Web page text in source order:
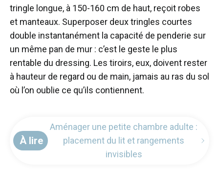
tringle longue, à 150-160 cm de haut, reçoit robes
et manteaux. Superposer deux tringles courtes
double instantanément la capacité de penderie sur
un même pan de mur : c’est le geste le plus
rentable du dressing. Les tiroirs, eux, doivent rester
à hauteur de regard ou de main, jamais au ras du sol
où l’on oublie ce qu’ils contiennent.
À lire
Aménager une petite chambre adulte :
placement du lit et rangements
invisibles